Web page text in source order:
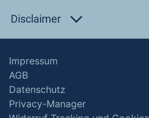
Disclaimer
Impressum
AGB
Datenschutz
Privacy-Manager